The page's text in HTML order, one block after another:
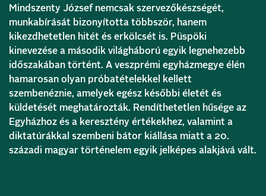
Mindszenty József nemcsak szervezőkészségét,
munkabírását bizonyította többször, hanem
kikezdhetetlen hitét és erkölcsét is. Püspöki
kinevezése a második világháború egyik legnehezebb
időszakában történt. A veszprémi egyházmegye élén
hamarosan olyan próbatételekkel kellett
szembenéznie, amelyek egész későbbi életét és
küldetését meghatározták. Rendíthetetlen hűsége az
Egyházhoz és a keresztény értékekhez, valamint a
diktatúrákkal szembeni bátor kiállása miatt a 20.
századi magyar történelem egyik jelképes alakjává vált.